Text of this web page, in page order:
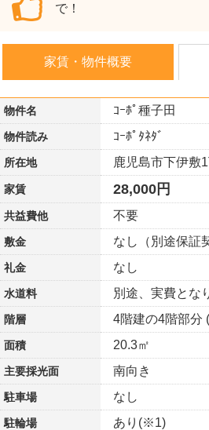
で！
家賃・物件概要
物件名 ｺｰﾎﾟ種子田
物件読み ｺｰﾎﾟﾀﾈﾀﾞ
所在地 鹿児島市下伊敷1
家賃 28,000円
共益費他 不要
敷金 なし（別途保証
礼金 なし
水道料 別途、実費とな
階層 4階建の4階部分
面積 20.3㎡
主要採光面 南向き
駐車場 なし
駐輪場 あり(※1)